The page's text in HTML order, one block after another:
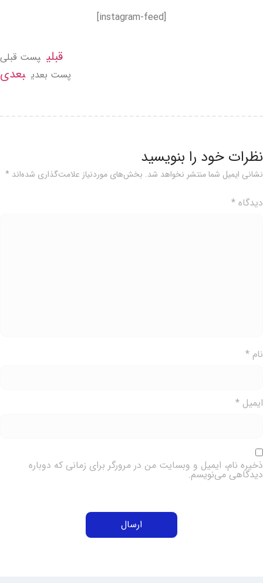
[instagram-feed]
قبلی پست قبلی
پست بعدی بعدی
نظرات خود را بنویسید
نشانی ایمیل شما منتشر نخواهد شد. بخش‌های موردنیاز علامت‌گذاری شده‌اند *
دیدگاه *
نام *
ایمیل *
ذخیره نام، ایمیل و وبسایت من در مرورگر برای زمانی که دوباره
دیدگاهی می‌نویسم.